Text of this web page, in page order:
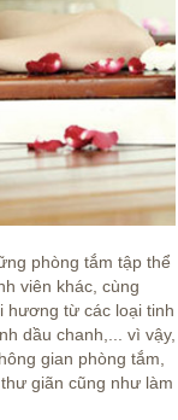
phòng tắm tập thể
viên khác, cùng
hương từ các loại tinh
dầu chanh,... vì vậy,
gian phòng tắm,
giãn cũng như làm